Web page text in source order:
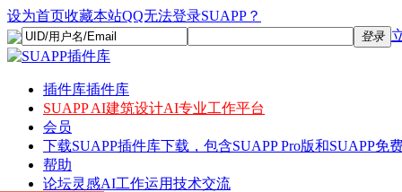
设为首页收藏本站QQ无法登录SUAPP？
登录
插件库插件库
SUAPP AI建筑设计AI专业工作平台
会员
下载SUAPP插件库下载，包含SUAPP Pro版和SUAPP免
帮助
论坛灵感AI工作运用技术交流